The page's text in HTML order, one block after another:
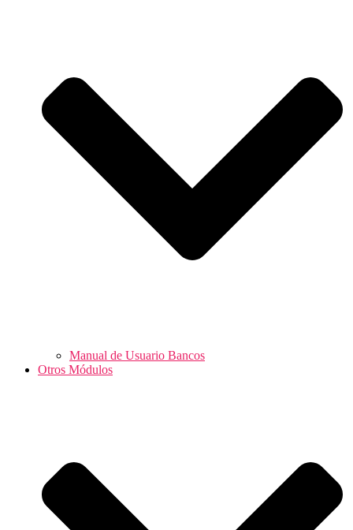
Manual de Usuario Bancos
Otros Módulos